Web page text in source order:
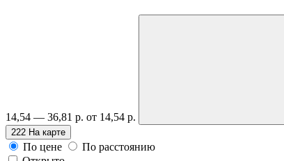
14,54 — 36,81 р. от 14,54 р.
222 На карте
По цене
По расстоянию